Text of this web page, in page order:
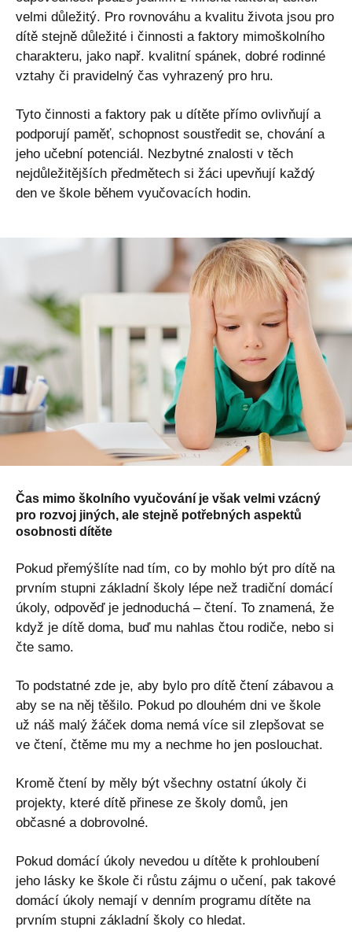
velmi důležitý. Pro rovnováhu a kvalitu života jsou pro
dítě stejně důležité i činnosti a faktory mimoškolního
charakteru, jako např. kvalitní spánek, dobré rodinné
vztahy či pravidelný čas vyhrazený pro hru.
Tyto činnosti a faktory pak u dítěte přímo ovlivňují a
podporují paměť, schopnost soustředit se, chování a
jeho učební potenciál. Nezbytné znalosti v těch
nejdůležitějších předmětech si žáci upevňují každý
den ve škole během vyučovacích hodin.
Čas mimo školního vyučování je však velmi vzácný
pro rozvoj jiných, ale stejně potřebných aspektů
osobnosti dítěte
Pokud přemýšlíte nad tím, co by mohlo být pro dítě na
prvním stupni základní školy lépe než tradiční domácí
úkoly, odpověď je jednoduchá – čtení. To znamená, že
když je dítě doma, buď mu nahlas čtou rodiče, nebo si
čte samo.
To podstatné zde je, aby bylo pro dítě čtení zábavou a
aby se na něj těšilo. Pokud po dlouhém dni ve škole
už náš malý žáček doma nemá více sil zlepšovat se
ve čtení, čtěme mu my a nechme ho jen poslouchat.
Kromě čtení by měly být všechny ostatní úkoly či
projekty, které dítě přinese ze školy domů, jen
občasné a dobrovolné.
Pokud domácí úkoly nevedou u dítěte k prohloubení
jeho lásky ke škole či růstu zájmu o učení, pak takové
domácí úkoly nemají v denním programu dítěte na
prvním stupni základní školy co hledat.